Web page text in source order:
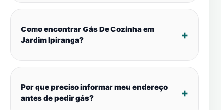
Como encontrar Gás De Cozinha em
Jardim Ipiranga?
Por que preciso informar meu endereço
antes de pedir gás?